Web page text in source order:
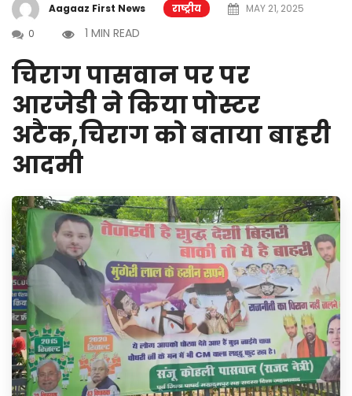
Aagaaz First News राष्ट्रीय
MAY 21, 2025
0
1 MIN READ
चिराग पासवान पर पर
आरजेडी ने किया पोस्टर
अटैक,चिराग को बताया बाहरी
आदमी